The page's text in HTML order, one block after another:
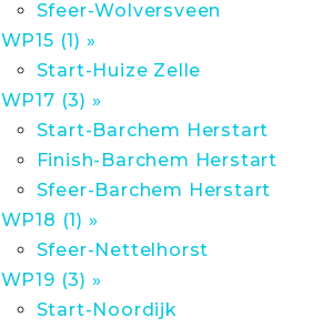
Sfeer-Wolversveen
WP15 (1) »
Start-Huize Zelle
WP17 (3) »
Start-Barchem Herstart
Finish-Barchem Herstart
Sfeer-Barchem Herstart
WP18 (1) »
Sfeer-Nettelhorst
WP19 (3) »
Start-Noordijk